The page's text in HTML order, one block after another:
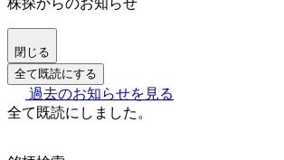
閉じる
全て既読にする
過去のお知らせを見る
全て既読にしました。